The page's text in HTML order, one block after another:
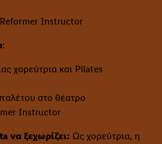
Instructor
:
χορεύτρια και Pilates
στο θέατρο
Instructor
να ξεχωρίζει: Ως χορεύτρια, η